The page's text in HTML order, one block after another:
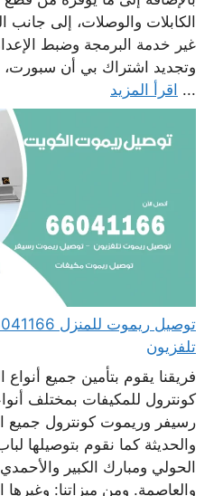
الكابلات والوصلات، إلى جانب
غير خدمة البرمجة وضبط
وتجديد اشتراك بي أن سبورت،
... اقرأ المزيد
تلفزيون
فريقنا يقوم بتأمين جميع
كونترول للمكيفات بمختلف
رسيفر وريموت كونترول جميع
والحديثة كما نقوم بتوصيلها
الحولي ومبارك الكبير
والعاصمة. ومن ميزاتنا: وغيرها